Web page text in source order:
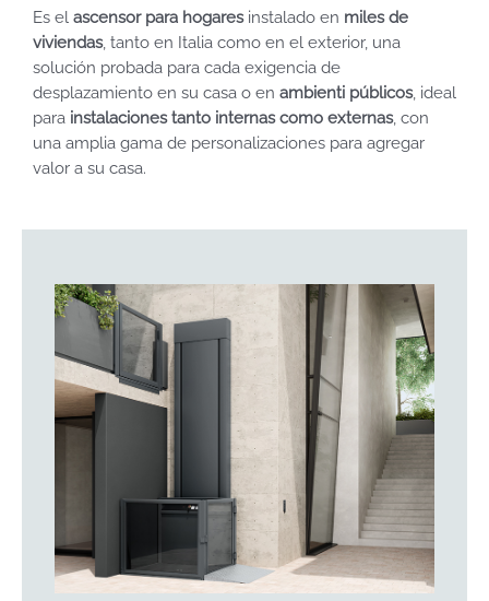
Es el ascensor para hogaresinstalado en miles de
viviendas, tanto en Italia como en el exterior, una
solución probada para cada exigencia de
desplazamiento en su casa o en ambienti públicos, ideal
para instalaciones tanto internas como externas, con
una amplia gama de personalizaciones para agregar
valor a su casa.